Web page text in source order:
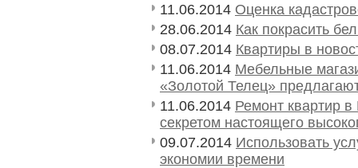
11.06.2014 Оценка
28.06.2014 Как покрасить
08.07.2014 Квартиры в
11.06.2014 Мебельные
«Золотой Телец»
11.06.2014 Ремонт квартир
секретом настоящего
09.07.2014 Использовать
экономии времени